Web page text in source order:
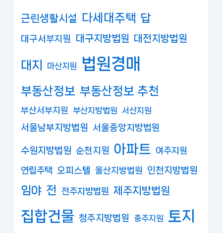
근린생활시설 다세대주택 답
대구서부지원 대구지방법원 대전지방법원
대지 마산지원 법원경매
부동산정보 부동산정보 추천
부산서부지원 부산지방법원 서산지원
서울남부지방법원 서울중앙지방법원
수원지방법원 순천지원 아파트 여주지원
연립주택 오피스텔 울산지방법원 인천지방법원
임야 전 전주지방법원 제주지방법원
집합건물 청주지방법원 충주지원 토지